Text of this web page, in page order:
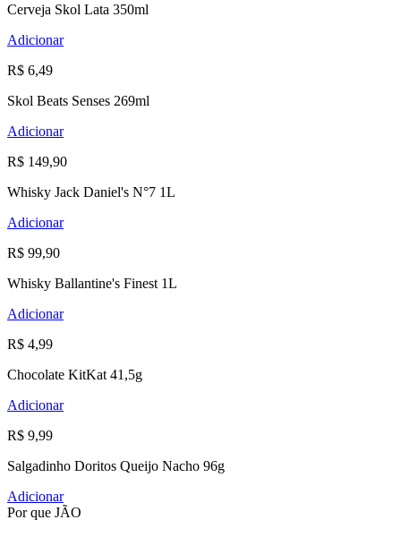
Cerveja Skol Lata 350ml
Adicionar
R$ 6,49
Skol Beats Senses 269ml
Adicionar
R$ 149,90
Whisky Jack Daniel's N°7 1L
Adicionar
R$ 99,90
Whisky Ballantine's Finest 1L
Adicionar
R$ 4,99
Chocolate KitKat 41,5g
Adicionar
R$ 9,99
Salgadinho Doritos Queijo Nacho 96g
Adicionar
Por que JÃO